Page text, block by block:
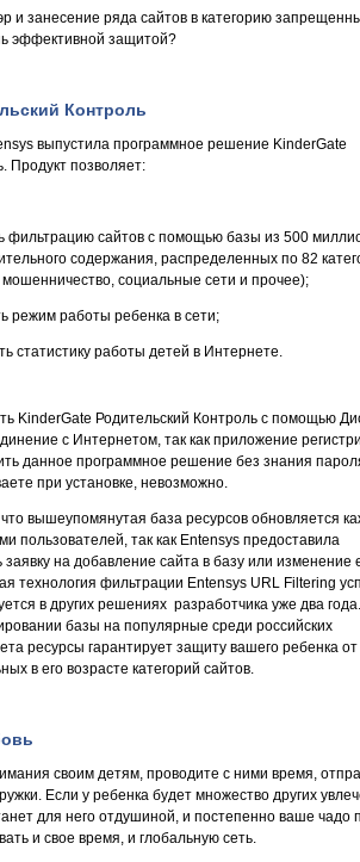
и занесение ряда сайтов в категорию
эффективной защитой?
Контроль
выпустила программное решение KinderGate
Продукт позволяет:
фильтрацию сайтов с помощью базы из 500
содержания, распределенных по 82
социальные сети и прочее);
режим работы ребенка в сети;
статистику работы детей в Интернете.
KinderGate Родительский Контроль с помощью
с Интернетом, так как приложение
данное программное решение без знания
при установке, невозможно.
вышеупомянутая база ресурсов обновляется
пользователей, так как Entensys предоставила
заявку на добавление сайта в базу или изменение
технология фильтрации Entensys URL Filtering
в других решениях разработчика уже два года.
базы на популярные среди российских
ресурсы гарантирует защиту вашего ребенка от
в его возрасте категорий сайтов.
своим детям, проводите с ними время,
Если у ребенка будет множество других
для него отдушиной, и постепенно ваше чадо
и свое время, и глобальную сеть.